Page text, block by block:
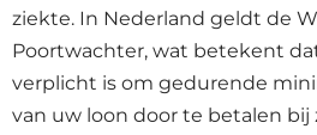
ziekte. In Nederland geldt de
Poortwachter, wat betekent
verplicht is om gedurende
van uw loon door te betalen bij